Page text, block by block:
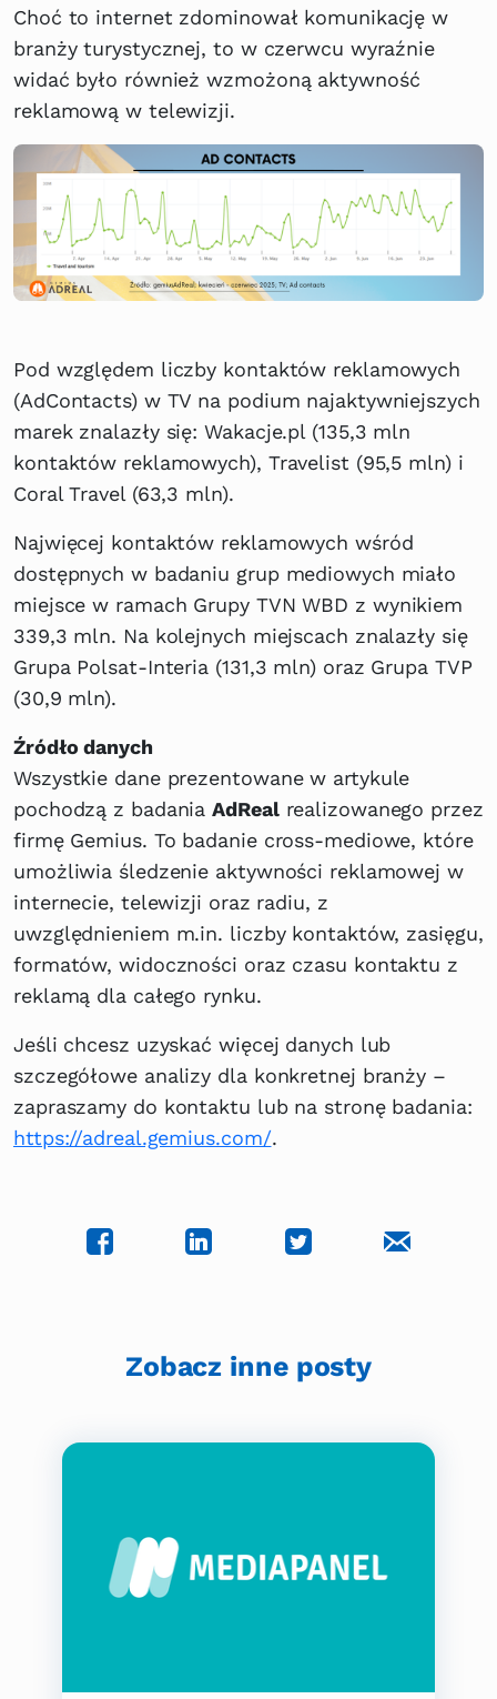
Choć to internet zdominował komunikację w
branży turystycznej, to w czerwcu wyraźnie
widać było również wzmożoną aktywność
reklamową w telewizji.
Pod względem liczby kontaktów reklamowych
(AdContacts) w TV na podium najaktywniejszych
marek znalazły się: Wakacje.pl (135,3 mln
kontaktów reklamowych), Travelist (95,5 mln) i
Coral Travel (63,3 mln).
Najwięcej kontaktów reklamowych wśród
dostępnych w badaniu grup mediowych miało
miejsce w ramach Grupy TVN WBD z wynikiem
339,3 mln. Na kolejnych miejscach znalazły się
Grupa Polsat-Interia (131,3 mln) oraz Grupa TVP
(30,9 mln).
Źródło danych
Wszystkie dane prezentowane w artykule
pochodzą z badaniaAdRealrealizowanego przez
firmę Gemius. To badanie cross-mediowe, które
umożliwia śledzenie aktywności reklamowej w
internecie, telewizji oraz radiu, z
uwzględnieniem m.in. liczby kontaktów, zasięgu,
formatów, widoczności oraz czasu kontaktu z
reklamą dla całego rynku.
Jeśli chcesz uzyskać więcej danych lub
szczegółowe analizy dla konkretnej branży –
zapraszamy do kontaktu lub na stronę badania:
https://adreal.gemius.com/.
Zobacz inne posty